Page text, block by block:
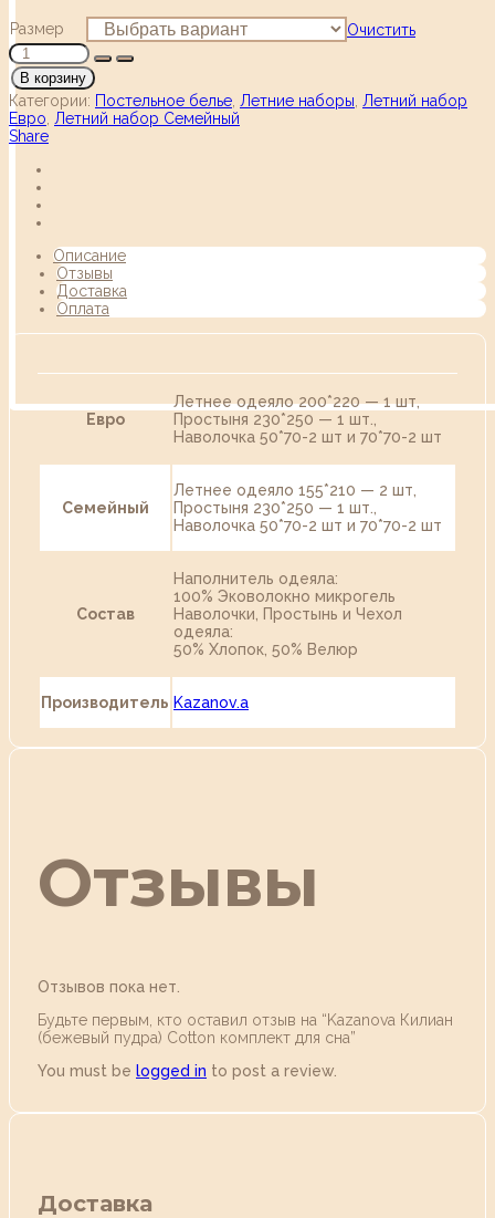
Размер Очистить
В корзину
Категории: Постельное белье Летние наборы Летний набор
Евро Летний набор Семейный
Share
Описание
Отзывы
Доставка
Оплата
Евро
Летнее одеяло 200*220 — 1 шт,
Простыня 230*250 — 1 шт.,
Наволочка 50*70-2 шт и 70*70-2 шт
Семейный
Летнее одеяло 155*210 — 2 шт,
Простыня 230*250 — 1 шт.,
Наволочка 50*70-2 шт и 70*70-2 шт
Состав
Наполнитель одеяла:
100% Эковолокно микрогель
Наволочки, Простынь и Чехол
одеяла:
50% Хлопок, 50% Велюр
Производитель Kazanov.a
Отзывы
Отзывов пока нет.
Будьте первым, кто оставил отзыв на “Kazanova Килиан
(бежевый пудра) Cotton комплект для сна”
You must be logged in to post a review.
Доставка